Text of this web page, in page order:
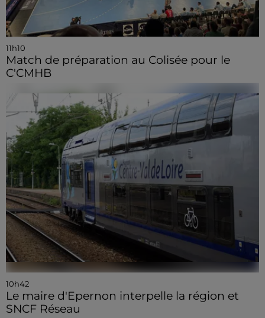
11h10
Match de préparation au Colisée pour le
C'CMHB
10h42
Le maire d'Epernon interpelle la région et
SNCF Réseau